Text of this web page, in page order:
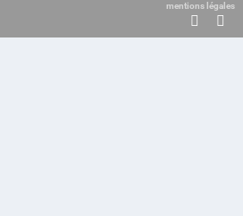
mentions légales